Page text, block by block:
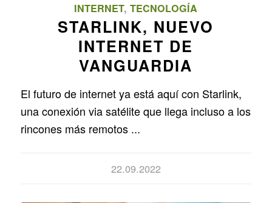
INTERNET,TECNOLOGÍA
STARLINK, NUEVO
INTERNET DE
VANGUARDIA
El futuro de internet ya está aquí con Starlink,
una conexión via satélite que llega incluso a los
rincones más remotos ...
22.09.2022